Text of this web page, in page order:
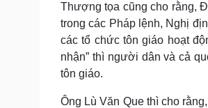
Thượng tọa cũng cho rằng,
trong các Pháp lệnh, Nghị
các tổ chức tôn giáo hoạt
nhận” thì người dân và cả
tôn giáo.
Ông Lù Văn Que thì cho